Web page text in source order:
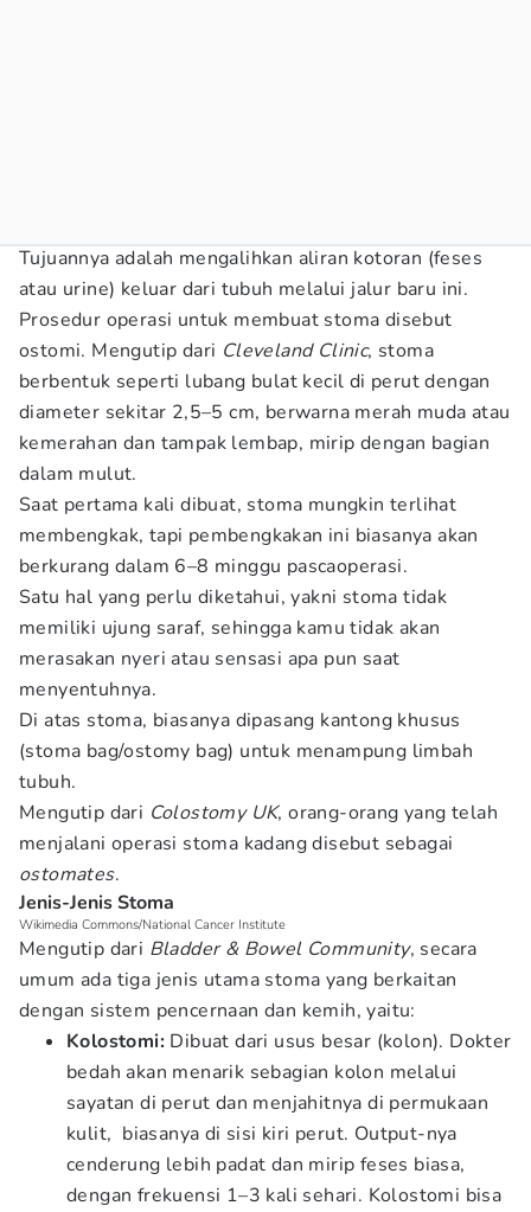
Tujuannya adalah mengalihkan aliran kotoran (feses
atau urine) keluar dari tubuh melalui jalur baru ini.
Prosedur operasi untuk membuat stoma disebut
ostomi. Mengutip dari Cleveland Clinic, stoma
berbentuk seperti lubang bulat kecil di perut dengan
diameter sekitar 2,5–5 cm, berwarna merah muda atau
kemerahan dan tampak lembap, mirip dengan bagian
dalam mulut.
Saat pertama kali dibuat, stoma mungkin terlihat
membengkak, tapi pembengkakan ini biasanya akan
berkurang dalam 6–8 minggu pascaoperasi.
Satu hal yang perlu diketahui, yakni stoma tidak
memiliki ujung saraf, sehingga kamu tidak akan
merasakan nyeri atau sensasi apa pun saat
menyentuhnya.
Di atas stoma, biasanya dipasang kantong khusus
(stoma bag/ostomy bag) untuk menampung limbah
tubuh.
Mengutip dari Colostomy UK, orang-orang yang telah
menjalani operasi stoma kadang disebut sebagai
ostomates.
Jenis-Jenis Stoma
Wikimedia Commons/National Cancer Institute
Mengutip dari Bladder & Bowel Community, secara
umum ada tiga jenis utama stoma yang berkaitan
dengan sistem pencernaan dan kemih, yaitu:
Kolostomi: Dibuat dari usus besar (kolon). Dokter
bedah akan menarik sebagian kolon melalui
sayatan di perut dan menjahitnya di permukaan
kulit, biasanya di sisi kiri perut. Output-nya
cenderung lebih padat dan mirip feses biasa,
dengan frekuensi 1–3 kali sehari. Kolostomi bisa